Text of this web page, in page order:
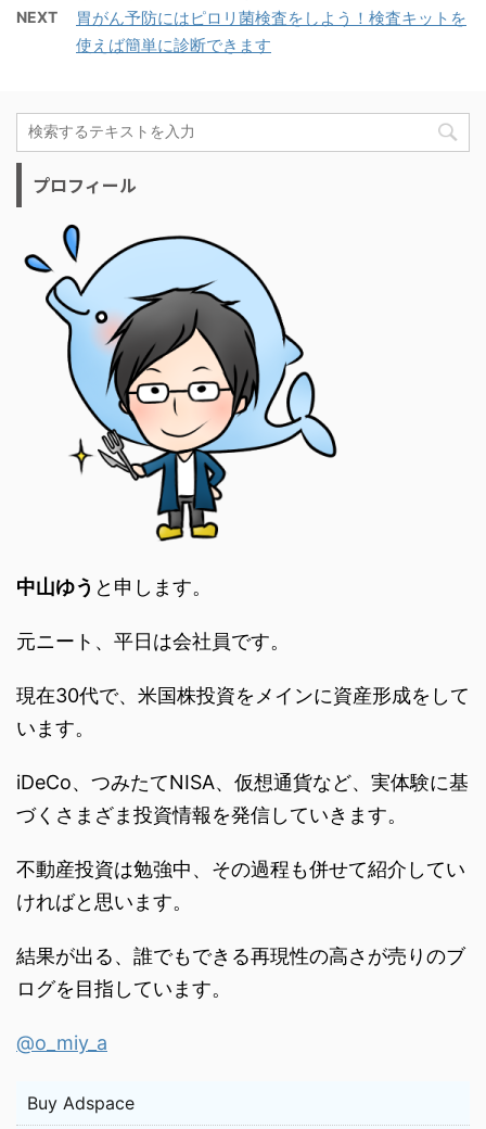
NEXT
胃がん予防にはピロリ菌検査をしよう！検査キットを
使えば簡単に診断できます
プロフィール
中山ゆう と申します。
元ニート、平日は会社員です。
現在30代で、米国株投資をメインに資産形成をして
います。
iDeCo、つみたてNISA、仮想通貨など、実体験に基
づくさまざま投資情報を発信していきます。
不動産投資は勉強中、その過程も併せて紹介してい
ければと思います。
結果が出る、誰でもできる再現性の高さが売りのブ
ログを目指しています。
@o_miy_a
Buy Adspace